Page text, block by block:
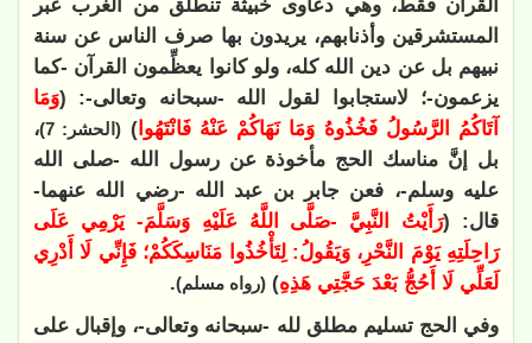
القرآن فقط، وهي دعاوى خبيثة تنطلق من الغرب عبر
المستشرقين وأذنابهم، يريدون بها صرف الناس عن سنة
نبيهم بل عن دين الله كله، ولو كانوا يعظِّمون القرآن -كما
يزعمون-؛ لاستجابوا لقول الله -سبحانه وتعالى-: (وَمَا
آتَاكُمُ الرَّسُولُ فَخُذُوهُ وَمَا نَهَاكُمْ عَنْهُ فَانْتَهُوا) (الحشر: 7)
،
بل إنَّ مناسك الحج مأخوذة عن رسول الله -صلى الله
عليه وسلم-، فعن جابر بن عبد الله -رضي الله عنهما-
قال: (رَأَيْتُ النَّبِيَّ -صَلَّى اللَّهُ عَلَيْهِ وَسَلَّمَ- يَرْمِي عَلَى
رَاحِلَتِهِ يَوْمَ النَّحْرِ، وَيَقُولُ: لِتَأْخُذُوا مَنَاسِكَكُمْ؛ فَإِنِّي لَا أَدْرِي
لَعَلِّي لَا أَحُجُّ بَعْدَ حَجَّتِي هَذِهِ) (رواه مسلم).
وفي الحج تسليم مطلق لله -سبحانه وتعالى-، وإقبال على